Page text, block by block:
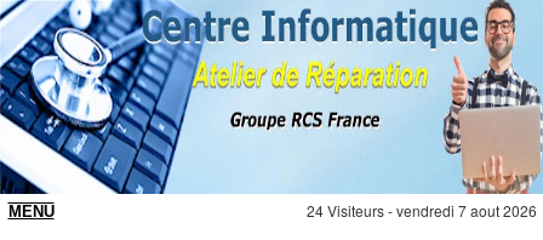
24 Visiteurs - vendredi 7 aout 2026